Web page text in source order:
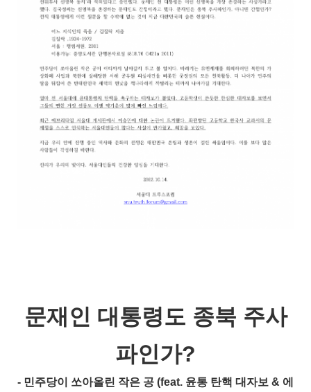
문재인 대통령도 종북 주사
파인가?
- 민주당이 쏘아올린 작은 공 (feat. 윤통 탄핵 대자보 & 에